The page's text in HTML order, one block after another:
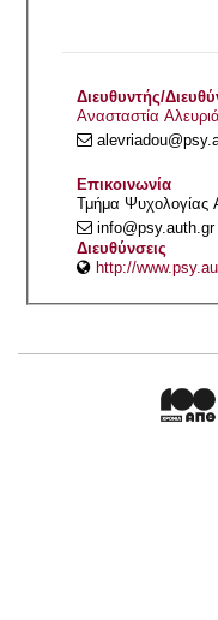
Διευθυντής/
Ανασταστία
Επικοινωνία
Τμήμα
info@psy.auth.gr
Διευθύνσεις
http://